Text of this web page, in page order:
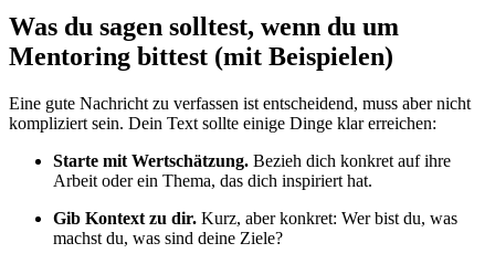
Was du sagen solltest, wenn du um
Mentoring bittest (mit Beispielen)
Eine gute Nachricht zu verfassen ist entscheidend, muss aber nicht
kompliziert sein. Dein Text sollte einige Dinge klar erreichen:
Starte mit Wertschätzung. Bezieh dich konkret auf ihre
Arbeit oder ein Thema, das dich inspiriert hat.
Gib Kontext zu dir. Kurz, aber konkret: Wer bist du, was
machst du, was sind deine Ziele?